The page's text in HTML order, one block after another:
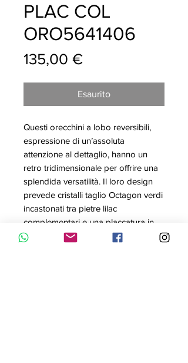
PLAC COL
ORO5641406
135,00 €Prezzo
Esaurito
Questi orecchini a lobo reversibili,
espressione di un’assoluta
attenzione al dettaglio, hanno un
retro tridimensionale per offrire una
splendida versatilità. Il loro design
prevede cristalli taglio Octagon verdi
incastonati tra pietre lilac
complementari e una placcatura in
tonalità oro. Indossali con altri